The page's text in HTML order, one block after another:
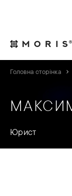
Головна сторінка
Юрист